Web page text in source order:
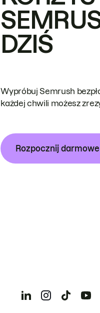
DZIŚ
Wypróbuj Semrush
każdej chwili możesz
Rozpocznij